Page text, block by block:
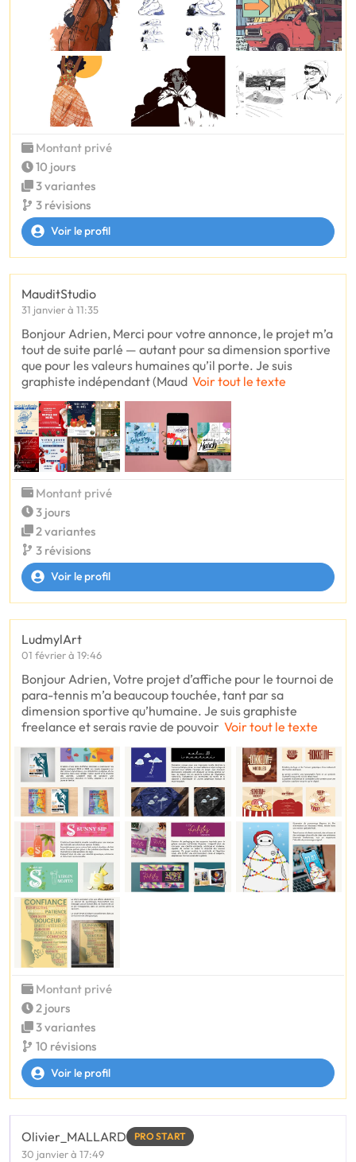
Montant privé
10 jours
3 variantes
3 révisions
Voir le profil
MauditStudio
31 janvier à 11:35
Bonjour Adrien, Merci pour votre annonce, le projet m’a
tout de suite parlé — autant pour sa dimension sportive
que pour les valeurs humaines qu’il porte. Je suis
graphiste indépendant (Maud Voir tout le texte
Montant privé
3 jours
2 variantes
3 révisions
Voir le profil
LudmylArt
01 février à 19:46
Bonjour Adrien, Votre projet d’affiche pour le tournoi de
para-tennis m’a beaucoup touchée, tant par sa
dimension sportive qu’humaine. Je suis graphiste
freelance et serais ravie de pouvoir Voir tout le texte
Montant privé
2 jours
3 variantes
10 révisions
Voir le profil
Olivier_MALLARD PRO START
30 janvier à 17:49